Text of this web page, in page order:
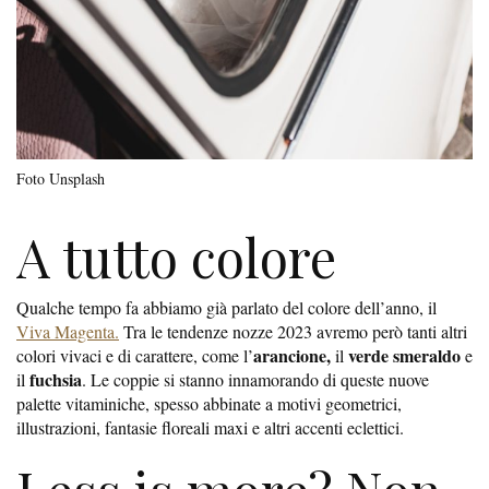
Foto Unsplash
A tutto colore
Qualche tempo fa abbiamo già parlato del colore dell’anno, il
Viva Magenta. Tra le tendenze nozze 2023 avremo però tanti altri
colori vivaci e di carattere, come l’arancione,il verde smeraldoe
il fuchsia. Le coppie si stanno innamorando di queste nuove
palette vitaminiche, spesso abbinate a motivi geometrici,
illustrazioni, fantasie floreali maxi e altri accenti eclettici.